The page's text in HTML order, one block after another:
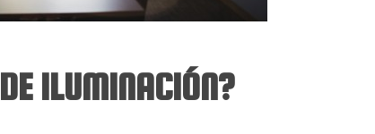
ILUMINACIÓN?